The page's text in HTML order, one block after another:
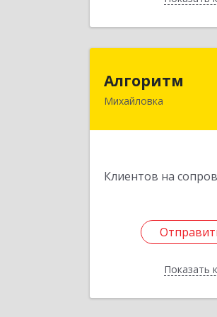
Алгоритм
Михайловка
Клиентов на
Показать